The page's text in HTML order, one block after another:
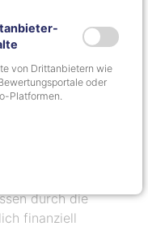
der
allein reicht
zu
durch die
finanziell
von Drittanbietern wie
oder
Platformen.